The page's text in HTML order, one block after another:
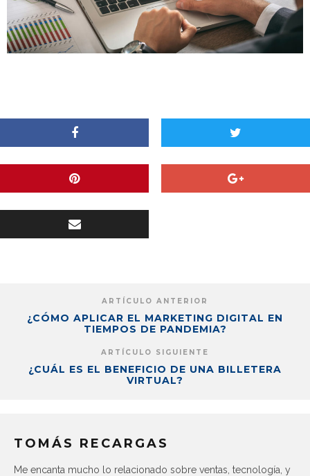
ARTÍCULO ANTERIOR
¿CÓMO APLICAR EL MARKETING DIGITAL EN
TIEMPOS DE PANDEMIA?
ARTÍCULO SIGUIENTE
¿CUÁL ES EL BENEFICIO DE UNA BILLETERA
VIRTUAL?
TOMÁS RECARGAS
Me encanta mucho lo relacionado sobre ventas, tecnología, y